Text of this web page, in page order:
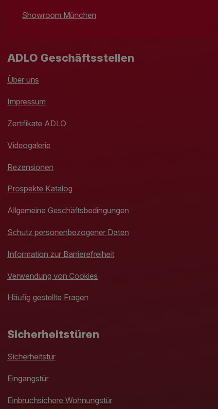
Showroom München
ADLO Geschäftsstellen
Über uns
Impressum
Zertifikate ADLO
Videogalerie
Rezensionen
Prospekte Katalog
Allgemeine Geschäftsbedingungen
Schutz personenbezogener Daten
Information zur Barrierefreiheit
Verwendung von Cookies
Häufig gestellte Fragen
Sicherheitstüren
Sicherheitstür
Eingangstür
Einbruchsichere Wohnungstür